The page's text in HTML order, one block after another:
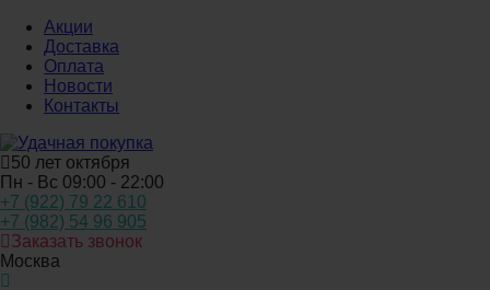
Акции
Доставка
Оплата
Новости
Контакты
50 лет октября
Пн - Вс 09:00 - 22:00
+7 (922) 79 22 610
+7 (982) 54 96 905
Заказать звонок
Москва